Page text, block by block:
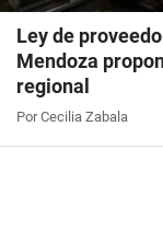
Ley de
Mendoza
regional
Por Cecilia Zabala